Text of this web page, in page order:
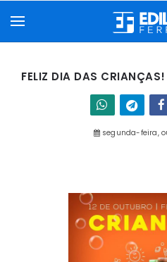
FELIZ DIA DAS CRIANÇAS!
segunda-feira,